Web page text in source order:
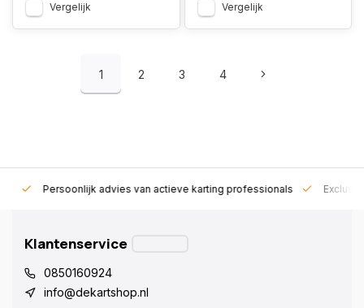
Vergelijk Vergelijk
1 2 3 4
Persoonlijk advies van actieve karting professionals
Klantenservice
0850160924
info@dekartshop.nl